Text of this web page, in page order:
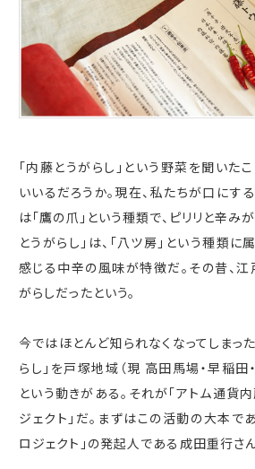
「内藤とうがらし」という野菜を聞いた
いいるだろうか。現在、私たちが口にす
は「鷹の爪」という種類で、ピリリと辛み
とうがらし」は、「八ツ房」という種類に
感じる中辛の風味が特徴だ。その昔、
がらしだったという。
今ではほとんど知られなくなってしまっ
らし」を戸塚地域（現 高田馬場・早稲田
という動きがある。それが「アトム通貨
ジェクト」だ。まずはこの活動の大本で
ロジェクト」の発起人である成田重行さ